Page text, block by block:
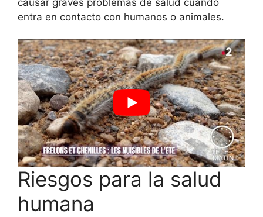
entra en contacto con humanos o animales.
Riesgos para la salud
humana